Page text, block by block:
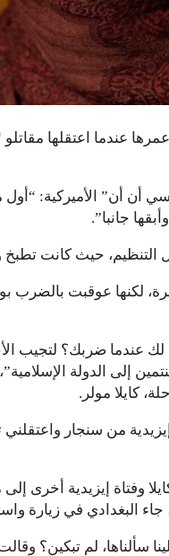
عندما اعتقلها
أن أن” الأميركية:
جانبا”.
التنظيم، حيث كانت تطبخ
لكنها عوقبت
لك عندما ضربك؟ لتجيب
إلى الدولة
كايلا مولر.
من سنجار
وفتاة إيزيدية
البغدادي في زيارة
سألناها، لم تبكين؟